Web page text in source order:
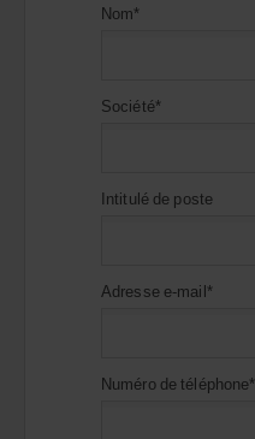
Nom*
Société*
Intitulé de poste
Adresse e-mail*
Numéro de téléphone*